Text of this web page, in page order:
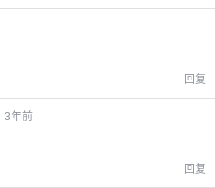
回复
3年前
回复